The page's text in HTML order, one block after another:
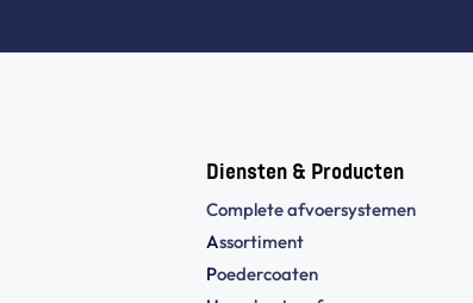
Diensten & Producten
Complete afvoersystemen
Assortiment
Poedercoaten